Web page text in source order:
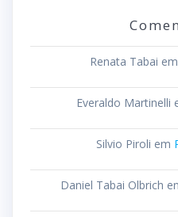
Renata Tabai em
Everaldo Martinelli
Silvio Piroli em
Daniel Tabai Olbrich